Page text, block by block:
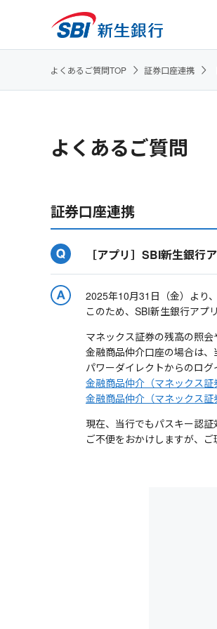
よくあるご質問TOP 証券口座連携
よくあるご質問
証券口座連携
［アプリ］SBI新生銀行
2025年10月31日（金）より
このため、SBI新生銀行アプ
マネックス証券の残高の照
金融商品仲介口座の場合は
パワーダイレクトからのログ
金融商品仲介（マネックス証
金融商品仲介（マネックス
現在、当行でもパスキー認
ご不便をおかけしますが、ご